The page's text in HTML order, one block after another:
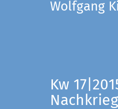
Wolfgang
Kw